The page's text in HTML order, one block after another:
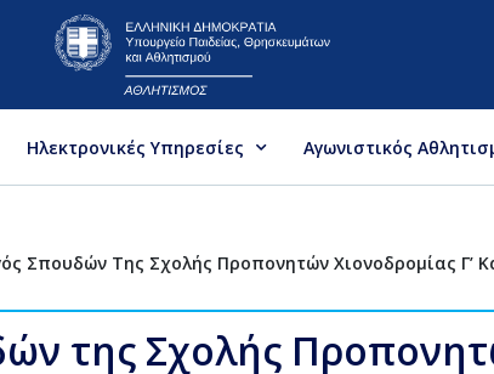
Ηλεκτρονικές Υπηρεσίες Αγωνιστικός
Σπουδών Της Σχολής Προπονητών Χιονοδρομίας Γ’
της Σχολής